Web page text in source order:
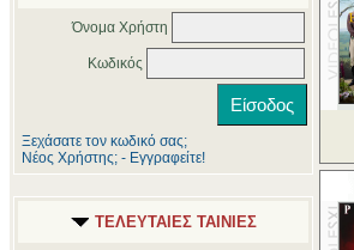
Όνομα Χρήστη
Κωδικός
Ξεχάσατε τον κωδικό σας;
Νέος Χρήστης; - Εγγραφείτε!
ΤΕΛΕΥΤΑΙΕΣ ΤΑΙΝΙΕΣ